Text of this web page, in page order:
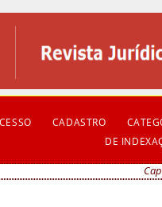
CADASTRO
DE